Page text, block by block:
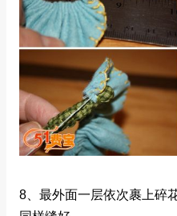
8、最外面一层依次裹上碎